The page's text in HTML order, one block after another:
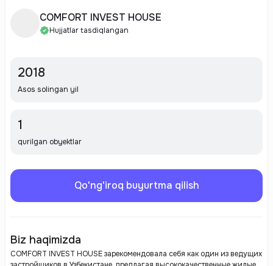
COMFORT INVEST HOUSE
Hujjatlar tasdiqlangan
2018
Asos solingan yil
1
qurilgan obyektlar
Qo'ng'iroq buyurtma qilish
Biz haqimizda
COMFORT INVEST HOUSE зарекомендовала себя как один из ведущих